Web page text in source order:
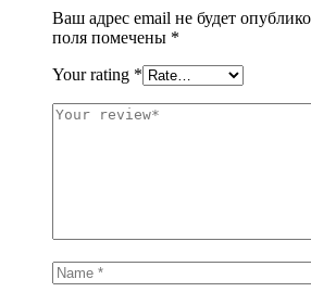
Ваш адрес email не будет
поля помечены *
Your rating *